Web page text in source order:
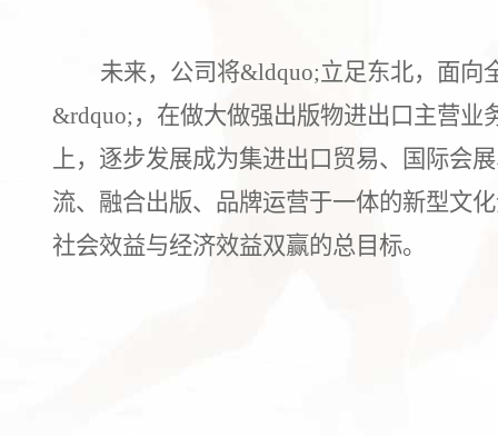
未来，公司将&ldquo;立足东北，面向
&rdquo;，在做大做强出版物进出口主营业
上，逐步发展成为集进出口贸易、国际会
流、融合出版、品牌运营于一体的新型文
社会效益与经济效益双赢的总目标。